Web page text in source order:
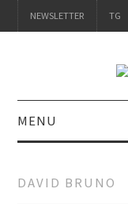
NEWSLETTER TG
MENU
DAVID BRUNO